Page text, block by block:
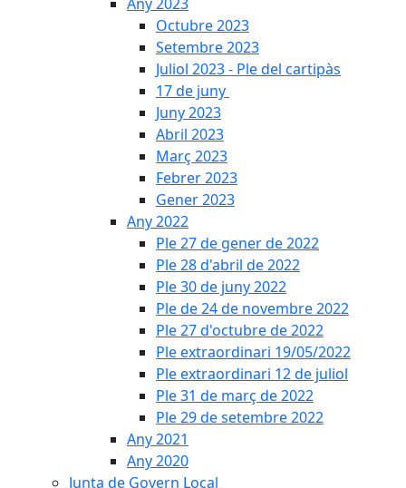
Octubre 2023
Setembre 2023
Juliol 2023 - Ple del cartipàs
17 de juny
Juny 2023
Abril 2023
Març 2023
Febrer 2023
Gener 2023
Any 2022
Ple 27 de gener de 2022
Ple 28 d'abril de 2022
Ple 30 de juny 2022
Ple de 24 de novembre 2022
Ple 27 d'octubre de 2022
Ple extraordinari 19/05/2022
Ple extraordinari 12 de juliol
Ple 31 de març de 2022
Ple 29 de setembre 2022
Any 2021
Any 2020
Junta de Govern Local